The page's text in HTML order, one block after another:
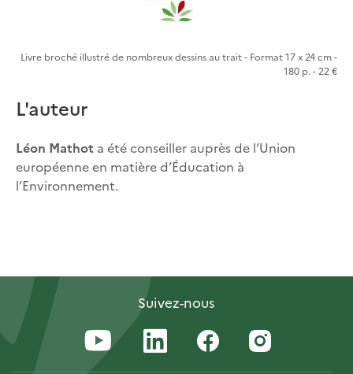
Livre broché illustré de nombreux dessins au trait - Format 17 x 24 cm -
180 p. - 22 €
L'auteur
Léon Mathot a été conseiller auprès de l’Union
européenne en matière d’Éducation à
l’Environnement.
Suivez-nous